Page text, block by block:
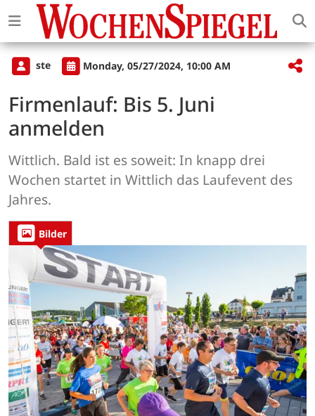
ste Monday, 05/27/2024, 10:00 AM
Firmenlauf: Bis 5. Juni
anmelden
Wittlich. Bald ist es soweit: In knapp drei
Wochen startet in Wittlich das Laufevent des
Jahres.
Bilder